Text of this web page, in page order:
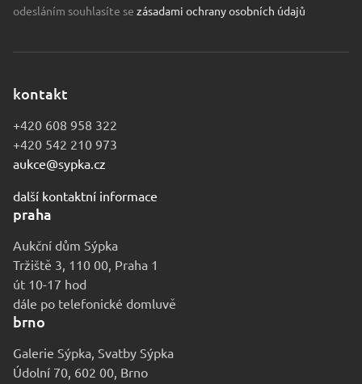
odesláním souhlasíte se zásadami ochrany osobních údajů
kontakt
+420 608 958 322
+420 542 210 973
aukce@sypka.cz
další kontaktní informace
praha
Aukční dům Sýpka
Tržiště 3, 110 00, Praha 1
út 10-17 hod
dále po telefonické domluvě
brno
Galerie Sýpka, Svatby Sýpka
Údolní 70, 602 00, Brno